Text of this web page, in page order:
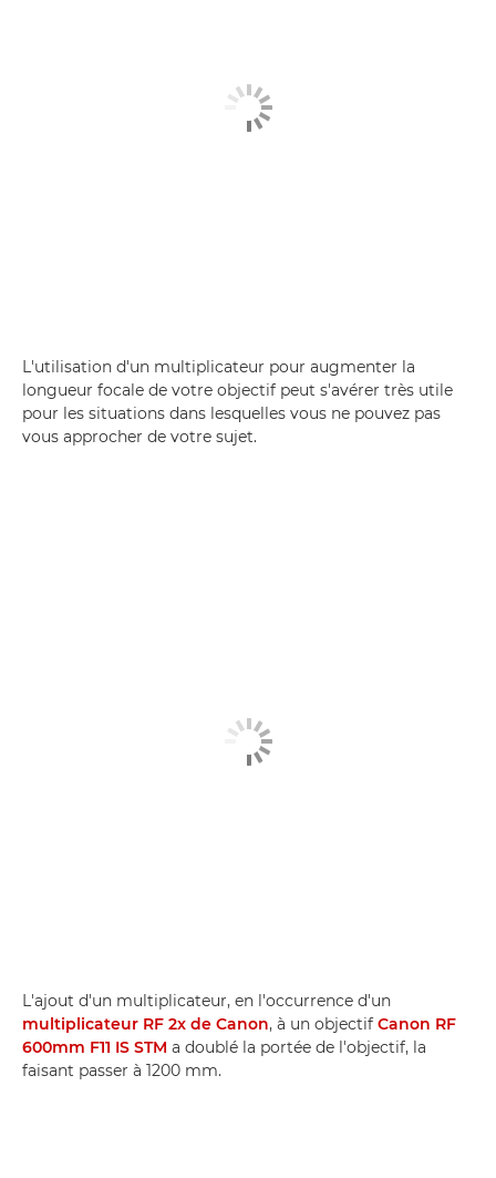
L'utilisation d'un multiplicateur pour augmenter la
longueur focale de votre objectif peut s'avérer très utile
pour les situations dans lesquelles vous ne pouvez pas
vous approcher de votre sujet.
L'ajout d'un multiplicateur, en l'occurrence d'un
multiplicateur RF 2x de Canon, à un objectif Canon RF
600mm F11 IS STM a doublé la portée de l'objectif, la
faisant passer à 1200 mm.